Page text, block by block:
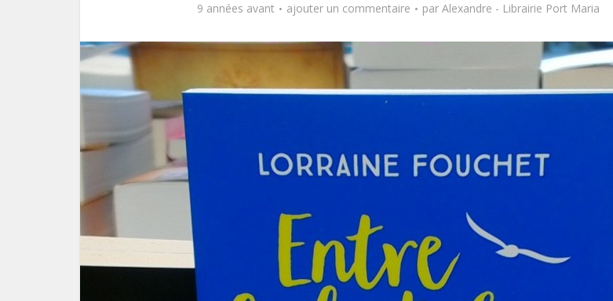
9 années avant ajouter un commentaire par Alexandre - Librairie Port Maria